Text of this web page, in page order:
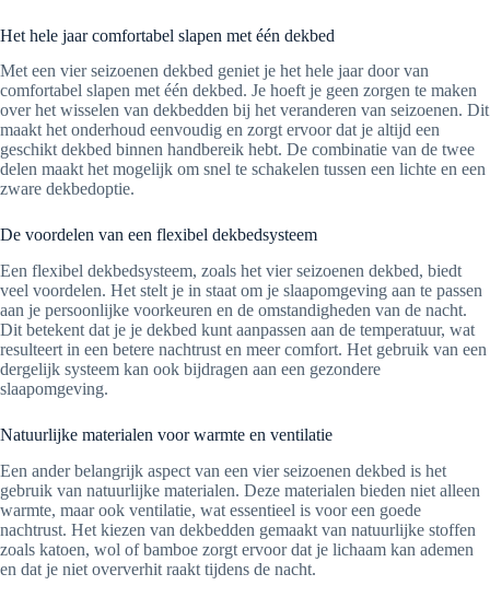
Het hele jaar comfortabel slapen met één dekbed
Met een vier seizoenen dekbed geniet je het hele jaar door van
comfortabel slapen met één dekbed. Je hoeft je geen zorgen te maken
over het wisselen van dekbedden bij het veranderen van seizoenen. Dit
maakt het onderhoud eenvoudig en zorgt ervoor dat je altijd een
geschikt dekbed binnen handbereik hebt. De combinatie van de twee
delen maakt het mogelijk om snel te schakelen tussen een lichte en een
zware dekbedoptie.
De voordelen van een flexibel dekbedsysteem
Een flexibel dekbedsysteem, zoals het vier seizoenen dekbed, biedt
veel voordelen. Het stelt je in staat om je slaapomgeving aan te passen
aan je persoonlijke voorkeuren en de omstandigheden van de nacht.
Dit betekent dat je je dekbed kunt aanpassen aan de temperatuur, wat
resulteert in een betere nachtrust en meer comfort. Het gebruik van een
dergelijk systeem kan ook bijdragen aan een gezondere
slaapomgeving.
Natuurlijke materialen voor warmte en ventilatie
Een ander belangrijk aspect van een vier seizoenen dekbed is het
gebruik van natuurlijke materialen. Deze materialen bieden niet alleen
warmte, maar ook ventilatie, wat essentieel is voor een goede
nachtrust. Het kiezen van dekbedden gemaakt van natuurlijke stoffen
zoals katoen, wol of bamboe zorgt ervoor dat je lichaam kan ademen
en dat je niet oververhit raakt tijdens de nacht.